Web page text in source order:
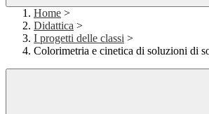
Home >
Didattica >
I progetti delle classi >
Colorimetria e cinetica di soluzioni di